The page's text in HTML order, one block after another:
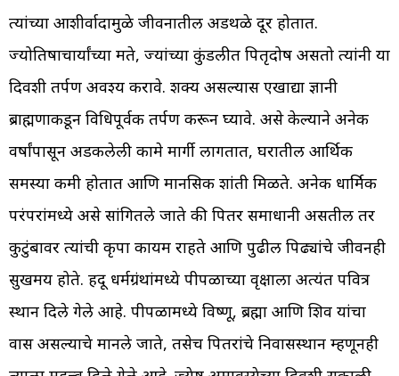
त्यांच्या आशीर्वादामुळे जीवनातील अडथळे दूर होतात.
ज्योतिषाचार्यांच्या मते, ज्यांच्या कुंडलीत पितृदोष असतो त्यांनी या
दिवशी तर्पण अवश्य करावे. शक्य असल्यास एखाद्या ज्ञानी
ब्राह्मणाकडून विधिपूर्वक तर्पण करून घ्यावे. असे केल्याने अनेक
वर्षांपासून अडकलेली कामे मार्गी लागतात, घरातील आर्थिक
समस्या कमी होतात आणि मानसिक शांती मिळते. अनेक धार्मिक
परंपरांमध्ये असे सांगितले जाते की पितर समाधानी असतील तर
कुटुंबावर त्यांची कृपा कायम राहते आणि पुढील पिढ्यांचे जीवनही
सुखमय होते. हिंदू धर्मग्रंथांमध्ये पीपळाच्या वृक्षाला अत्यंत पवित्र
स्थान दिले गेले आहे. पीपळामध्ये विष्णू, ब्रह्मा आणि शिव यांचा
वास असल्याचे मानले जाते, तसेच पितरांचे निवासस्थान म्हणूनही